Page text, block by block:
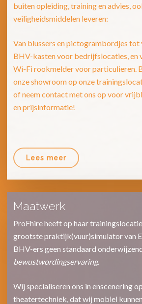
buiten opleiding, training en advies,
veiligheidsmiddelen leveren:
Van blussers en pictogrambordjes
BHV-kasten voor bedrijfslocaties, en
Wi-Fi rookmelder voor particulieren.
onze showroom op onze
of neem contact met ons op voor
en prijsinformatie!
Lees meer
Maatwerk
ProFhire heeft op haar
grootste praktijk(vuur)simulator van
BHV-ers geen standaard
bewustwordingservaring.
Wij specialiseren ons in enscenering
theatertechniek, dat wij mobiel